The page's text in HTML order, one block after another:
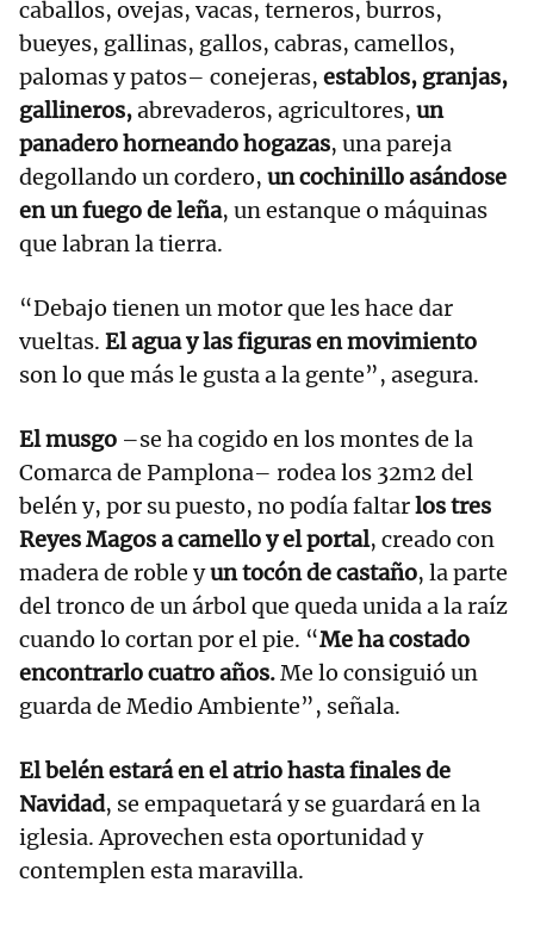
caballos, ovejas, vacas, terneros, burros,
bueyes, gallinas, gallos, cabras, camellos,
palomas y patos– conejeras, establos, granjas,
gallineros,abrevaderos, agricultores, un
panadero horneando hogazas, una pareja
degollando un cordero, un cochinillo asándose
en un fuego de leña, un estanque o máquinas
que labran la tierra.
“Debajo tienen un motor que les hace dar
vueltas. El agua y las figuras en movimiento
son lo que más le gusta a la gente”, asegura.
El musgo –se ha cogido en los montes de la
Comarca de Pamplona– rodea los 32m2 del
belén y, por su puesto, no podía faltarlos tres
Reyes Magos a camello y el portal, creado con
madera de roble yun tocón de castaño, la parte
del tronco de un árbol que queda unida a la raíz
cuando lo cortan por el pie. “Me ha costado
encontrarlo cuatro años.Me lo consiguió un
guarda de Medio Ambiente”, señala.
El belén estará en el atrio hasta finales de
Navidad, se empaquetará y se guardará en la
iglesia. Aprovechen esta oportunidad y
contemplen esta maravilla.